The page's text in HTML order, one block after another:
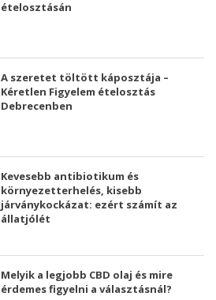
ételosztásán
A szeretet töltött káposztája –
Kéretlen Figyelem ételosztás
Debrecenben
Kevesebb antibiotikum és
környezetterhelés, kisebb
járványkockázat: ezért számít az
állatjólét
Melyik a legjobb CBD olaj és mire
érdemes figyelni a választásnál?